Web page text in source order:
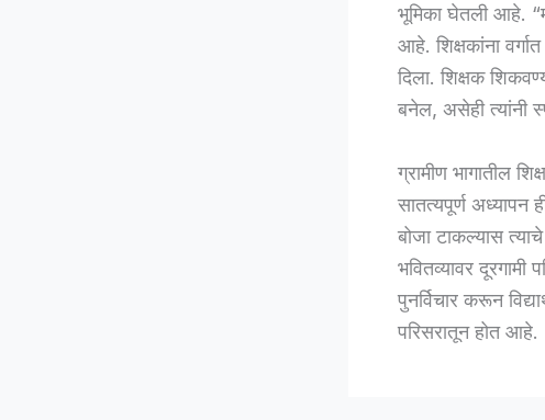
भूमिका घेतली आहे.
आहे. शिक्षकांना
दिला. शिक्षक
बनेल, असेही त्यांनी
ग्रामीण भागातील
सातत्यपूर्ण अध्यापन
बोजा टाकल्यास त्याचे
भवितव्यावर दूरगामी
पुनर्विचार करून
परिसरातून होत आहे.